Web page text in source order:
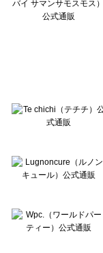
Wpc.（ワールドパーティー